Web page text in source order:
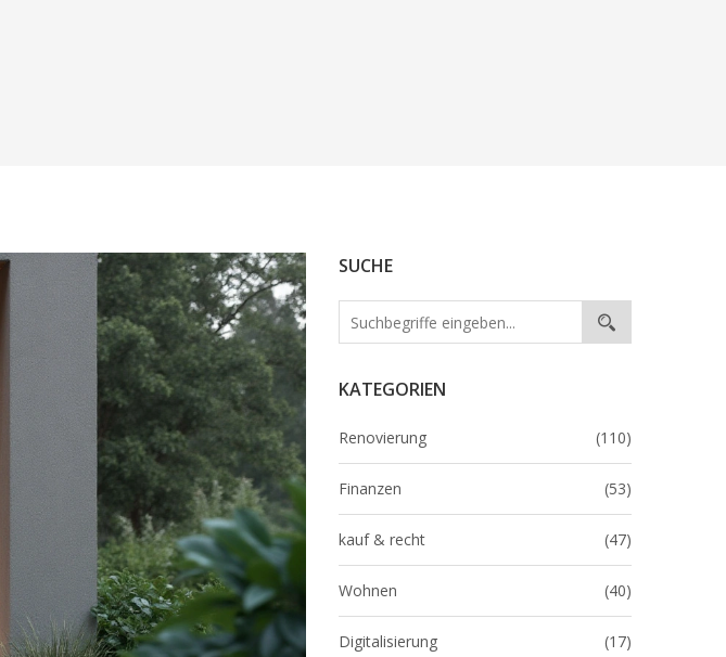
SUCHE
KATEGORIEN
Renovierung (110)
Finanzen (53)
kauf & recht (47)
Wohnen (40)
Digitalisierung (17)